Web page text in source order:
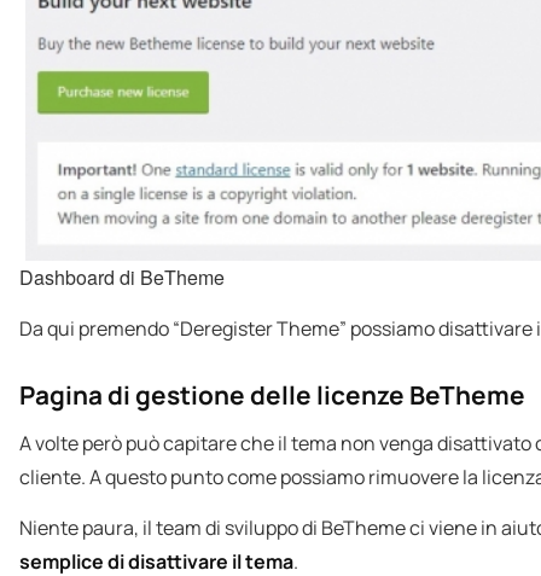
Dashboard di BeTheme
Da qui premendo “Deregister Theme” possiamo
Pagina di gestione delle licenze BeTheme
A volte però può capitare che il tema non venga
cliente. A questo punto come possiamo rimuovere la
Niente paura, il team di sviluppo di BeTheme ci viene in
semplice di disattivare il tema.